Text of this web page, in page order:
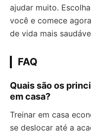
ajudar muito.
você e comece
de vida mais
FAQ
Quais são os
em casa?
Treinar em casa
se deslocar até a